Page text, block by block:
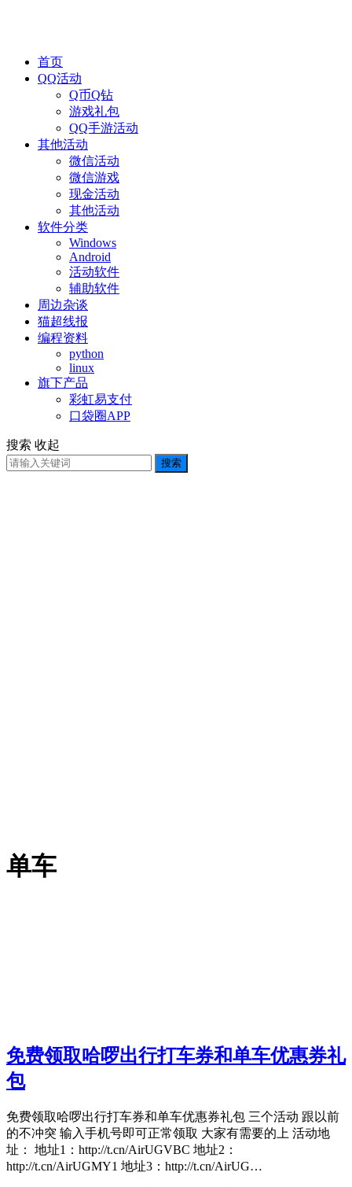
首页
QQ活动
Q币Q钻
游戏礼包
QQ手游活动
其他活动
微信活动
微信游戏
现金活动
其他活动
软件分类
Windows
Android
活动软件
辅助软件
周边杂谈
猫超线报
编程资料
python
linux
旗下产品
彩虹易支付
口袋圈APP
搜索 收起
搜索
单车
免费领取哈啰出行打车券和单车优惠券礼
包
免费领取哈啰出行打车券和单车优惠券礼包 三个活动 跟以前
的不冲突 输入手机号即可正常领取 大家有需要的上 活动地
址： 地址1：http://t.cn/AirUGVBC 地址2：
http://t.cn/AirUGMY1 地址3：http://t.cn/AirUG…